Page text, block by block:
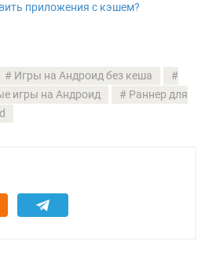
приложения с кэшем?
Игры на Андроид без кеша
игры на Андроид
Раннер для